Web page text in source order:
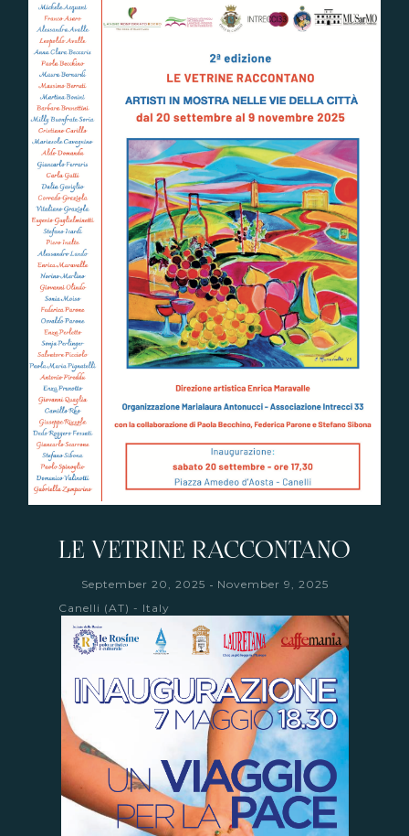
LE VETRINE RACCONTANO
September 20, 2025 - November 9, 2025
Canelli (AT) - Italy